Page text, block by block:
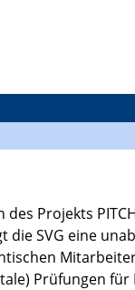
Projekts
SVG eine
Prüfungen